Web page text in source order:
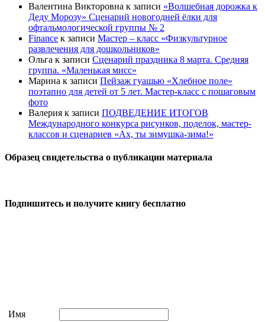
Валентина Викторовна к записи «Волшебная дорожка к
Деду Морозу» Сценарий новогодней ёлки для
офтальмологической группы № 2
Finance к записи Мастер – класс «Физкультурное
развлечения для дошкольников»
Ольга к записи Сценарий праздника 8 марта. Средняя
группа. «Маленькая мисс»
Марина к записи Пейзаж гуашью «Хлебное поле»
поэтапно для детей от 5 лет. Мастер-класс с пошаговым
фото
Валерия к записи ПОДВЕДЕНИЕ ИТОГОВ
Международного конкурса рисунков, поделок, мастер-
классов и сценариев «Ах, ты зимушка-зима!»
Образец свидетельства о публикации материала
Подпишитесь и получите книгу бесплатно
Имя